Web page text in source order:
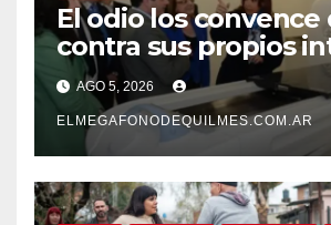
El odio los convence
contra sus propios
Una Sociedad
grieta
AGO 5, 2026
ELMEGAFONODEQUILMES.COM.AR